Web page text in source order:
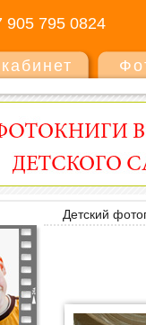
905 795 0824
Детский